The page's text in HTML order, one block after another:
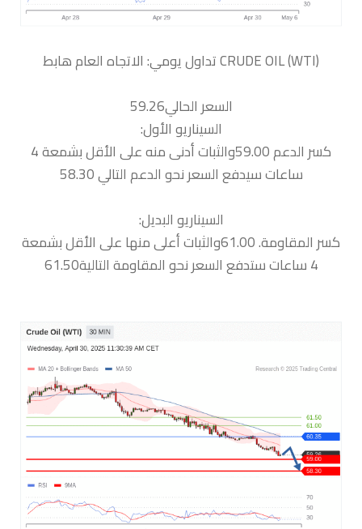
السعر الحالي59.26
السيناريو الأول:
كسر الدعم 59.00والثبات أدنى منه على الأقل بشمعة 4
ساعات سيدفع السعر نحو الدعم التالي 58.30
السيناريو البديل:
كسر المقاومة. 61.00والثبات أعلى منها على الأقل بشمعة
4 ساعات ستدفع السعر نحو المقاومة التالية61.50